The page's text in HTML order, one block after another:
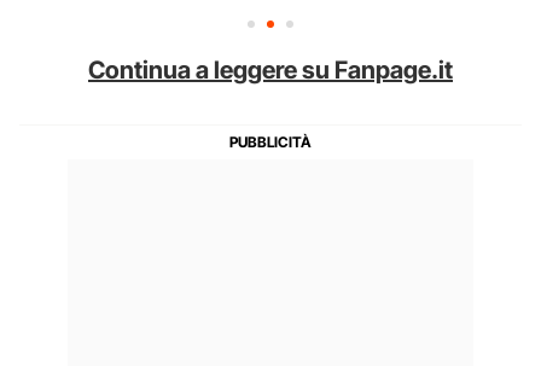
Continua a leggere su Fanpage.it